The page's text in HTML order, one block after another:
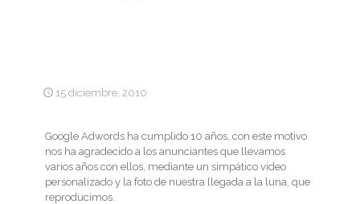
15 diciembre, 2010
Google Adwords ha cumplido 10 años, con este motivo
nos ha agradecido a los anunciantes que llevamos
varios años con ellos, mediante un simpático vídeo
personalizado y la foto de nuestra llegada a la luna, que
reproducimos.